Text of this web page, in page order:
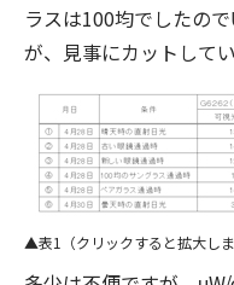
ラスは100均でしたの
が、見事にカットしてい
表1（クリックすると拡大しま